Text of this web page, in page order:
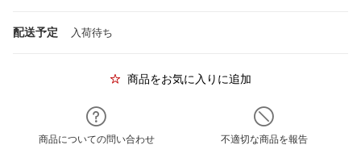
配送予定 入荷待ち
商品をお気に入りに追加
商品についての問い合わせ 不適切な商品を報告